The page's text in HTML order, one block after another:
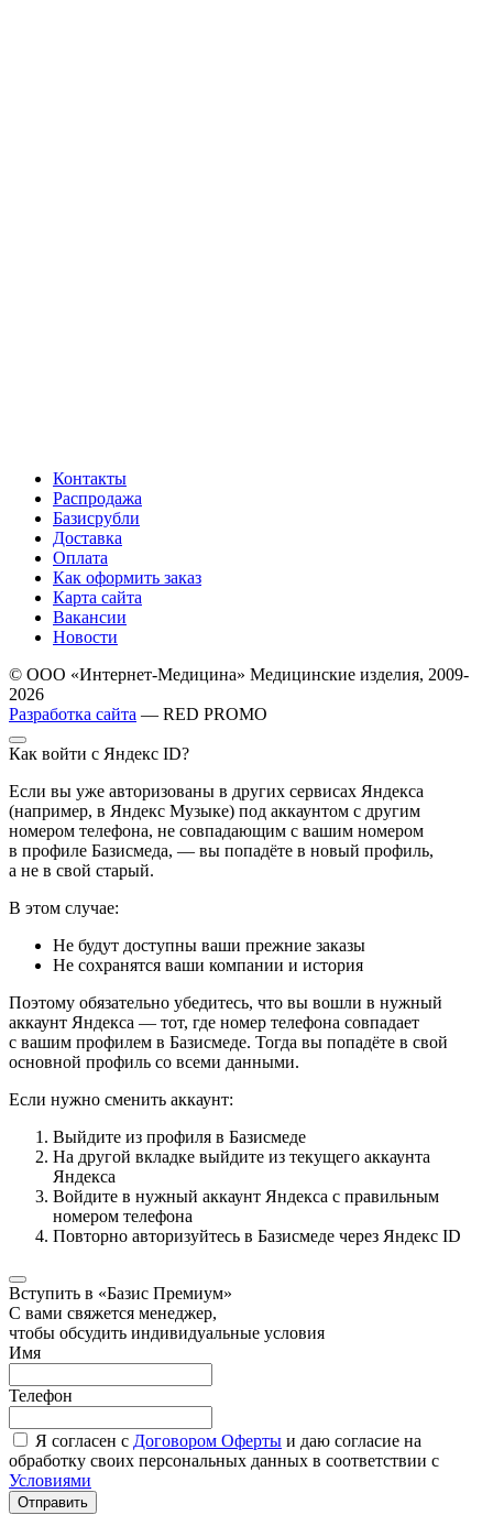
Контакты
Распродажа
Базисрубли
Доставка
Оплата
Как оформить заказ
Карта сайта
Вакансии
Новости
© ООО «Интернет-Медицина» Медицинские изделия, 2009-
2026
Разработка сайта — RED PROMO
Как войти с Яндекс ID?
Если вы уже авторизованы в других сервисах Яндекса
(например, в Яндекс Музыке) под аккаунтом с другим
номером телефона, не совпадающим с вашим номером
в профиле Базисмеда, — вы попадёте в новый профиль,
а не в свой старый.
В этом случае:
Не будут доступны ваши прежние заказы
Не сохранятся ваши компании и история
Поэтому обязательно убедитесь, что вы вошли в нужный
аккаунт Яндекса — тот, где номер телефона совпадает
с вашим профилем в Базисмеде. Тогда вы попадёте в свой
основной профиль со всеми данными.
Если нужно сменить аккаунт:
Выйдите из профиля в Базисмеде
На другой вкладке выйдите из текущего аккаунта
Яндекса
Войдите в нужный аккаунт Яндекса с правильным
номером телефона
Повторно авторизуйтесь в Базисмеде через Яндекс ID
Вступить в «Базис Премиум»
С вами свяжется менеджер,
чтобы обсудить индивидуальные условия
Имя
Телефон
Я согласен с Договором Оферты и даю согласие на
обработку своих персональных данных в соответствии с
Условиями
Отправить